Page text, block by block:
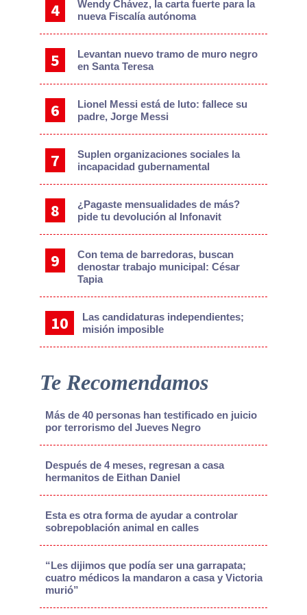
Wendy Chávez, la carta fuerte para la
nueva Fiscalía autónoma
Levantan nuevo tramo de muro negro
en Santa Teresa
Lionel Messi está de luto: fallece su
padre, Jorge Messi
Suplen organizaciones sociales la
incapacidad gubernamental
¿Pagaste mensualidades de más?
pide tu devolución al Infonavit
Con tema de barredoras, buscan
denostar trabajo municipal: César
Tapia
Las candidaturas independientes;
misión imposible
Te Recomendamos
Más de 40 personas han testificado en juicio
por terrorismo del Jueves Negro
Después de 4 meses, regresan a casa
hermanitos de Eithan Daniel
Esta es otra forma de ayudar a controlar
sobrepoblación animal en calles
“Les dijimos que podía ser una garrapata;
cuatro médicos la mandaron a casa y Victoria
murió”